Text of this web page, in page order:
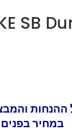
במחיר